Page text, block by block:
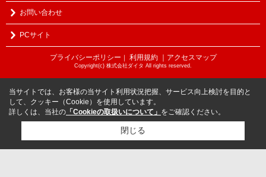
お問い合わせ
PCサイト
プライバシーポリシー ｜ 利用規約 ｜アクセスマップ
Copyright(c) 株式会社ダイタ All rights reserved.
当サイトでは、お客様の当サイト利用状況把握、サービス向上検討を目的と
して、クッキー（Cookie）を使用しています。
詳しくは、当社の 「Cookieの取扱いについて」 をご確認ください。
閉じる